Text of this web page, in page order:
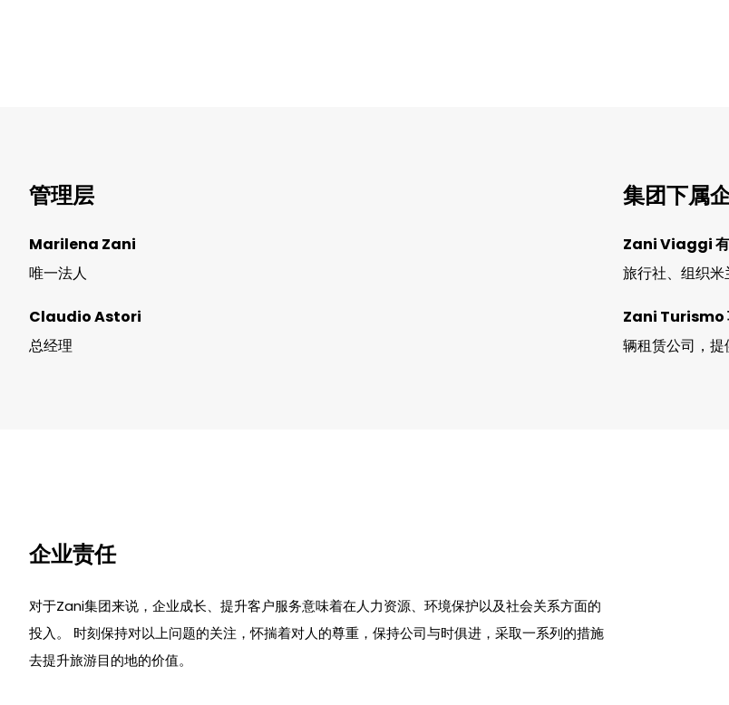
管理层
Marilena Zani
唯一法人
Claudio Astori
总经理
集团下属
Zani Viaggi 有
旅行社、组织
Zani Turismo
辆租赁公司，
企业责任
对于Zani集团来说，企业成长、提升客户服务意味着在人力资源、环境保护以及社会关系方面的
投入。 时刻保持对以上问题的关注，怀揣着对人的尊重，保持公司与时俱进，采取一系列的措施
去提升旅游目的地的价值。